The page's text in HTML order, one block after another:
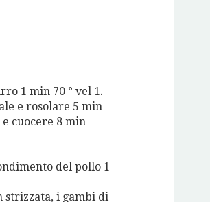
1 min 70 ° vel 1.
e rosolare 5 min
cuocere 8 min
del pollo 1
strizzata, i gambi di